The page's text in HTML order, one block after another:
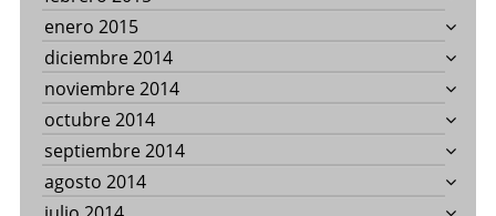
enero 2015
diciembre 2014
noviembre 2014
octubre 2014
septiembre 2014
agosto 2014